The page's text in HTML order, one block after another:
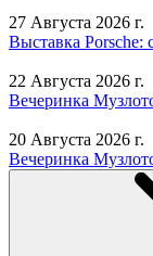
27 Августа 2026 г.
Выставка Porsche:
22 Августа 2026 г.
Вечеринка
20 Августа 2026 г.
Вечеринка